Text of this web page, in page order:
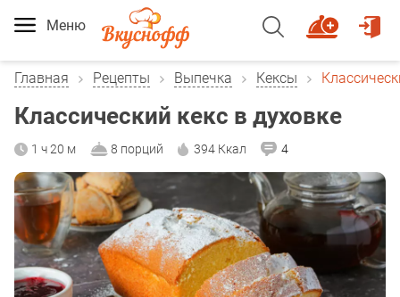
Меню
Главная Рецепты Выпечка Кексы
Классический кекс в духовке
1 ч 20 м 8 порций 394 Ккал 4